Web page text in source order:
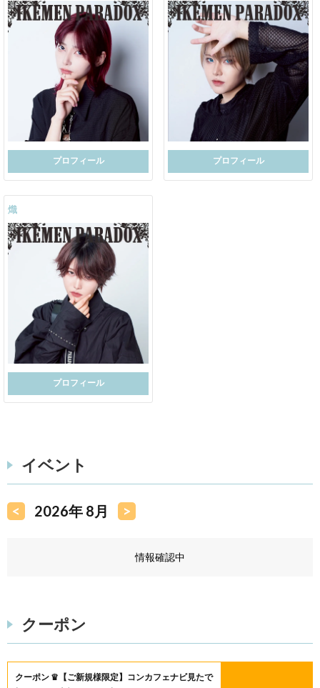
プロフィール プロフィール
熾
プロフィール
イベント
< 2026年 8月 >
情報確認中
クーポン
クーポン ♛【ご新規様限定】コンカフェナビ見たで